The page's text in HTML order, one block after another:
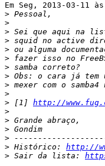
Em Seg, 2013-03-11
>
>
>
>
>
>
>
>
>
>
> [1] http://
>
>
>
>
> Histórico: http://
> Sair da lista: